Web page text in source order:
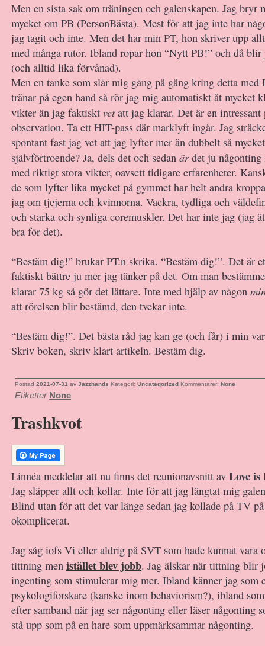
Men en sista sak om träningen och galenskapen. Jag bryr
mycket om PB (PersonBästa). Mest för att jag inte har
jag tagit och inte. Men det har min PT, hon skriver upp
med många rutor. Ibland ropar hon “Nytt PB!” och då
(och alltid lika förvånad).
Men en tanke som slår mig gång på gång kring detta med
tränar på egen hand så rör jag mig automatiskt åt mycket
vikter än jag faktiskt vetatt jag klarar. Det är en intressant
observation. Ta ett HIT-pass där marklyft ingår. Jag
spontant fast jag vet att jag lyfter mer än dubbelt så
självförtroende? Ja, dels det och sedan ärdet ju någonting
med riktigt stora vikter, oavsett tidigare erfarenheter.
de som lyfter lika mycket på gymmet har helt andra
jag om tjejerna och kvinnorna. Vackra, tydliga och
och starka och synliga coremuskler. Det har inte jag (jag
bra för det).
“Bestäm dig!” brukar PT:n skrika. “Bestäm dig!”. Det är
faktiskt bättre ju mer jag tänker på det. Om man
klarar 75 kg så gör det lättare. Inte med hjälp av någon
att rörelsen blir bestämd, den tvekar inte.
“Bestäm dig!”. Det bästa råd jag kan ge (och får) i min
Skriv boken, skriv klart artikeln. Bestäm dig.
Postad 2021-07-31 av Jazzhands Kategori: Uncategorized Kommentarer: None
Etiketter None
Trashkvot
Linnéa meddelar att nu finns det reunionavsnitt av Love
Jag släpper allt och kollar. Inte för att jag längtat mig
Blind utan för att det var länge sedan jag kollade på TV
okomplicerat.
Jag såg iofs Vi eller aldrig på SVT som hade kunnat vara
tittning men istället blev jobb. Jag älskar när tittning blir
ingenting som stimulerar mig mer. Ibland känner jag som
psykologiforskare (kanske inom behaviorism?), ibland
efter samband när jag ser någonting eller läser någonting
stå upp som på en hare som uppmärksammar någonting.